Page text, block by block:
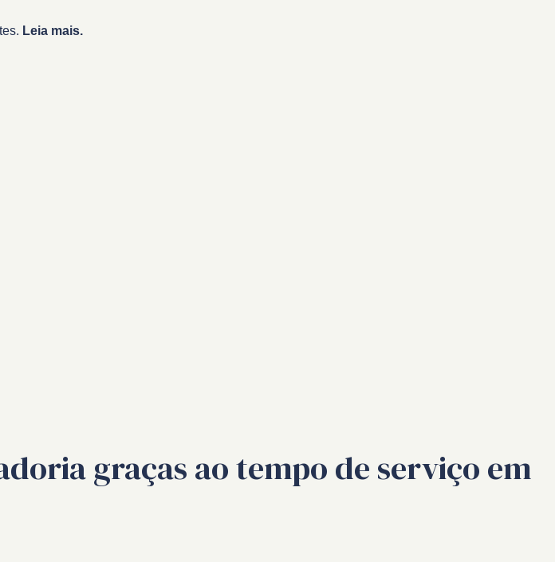
Leia mais.
graças ao tempo de serviço em